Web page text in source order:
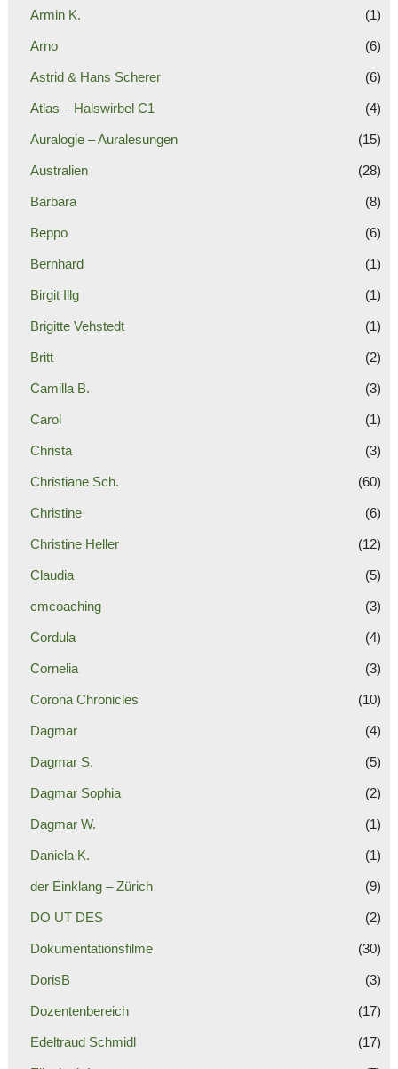
Armin K. (1)
Arno (6)
Astrid & Hans Scherer (6)
Atlas – Halswirbel C1 (4)
Auralogie – Auralesungen (15)
Australien (28)
Barbara (8)
Beppo (6)
Bernhard (1)
Birgit Illg (1)
Brigitte Vehstedt (1)
Britt (2)
Camilla B. (3)
Carol (1)
Christa (3)
Christiane Sch. (60)
Christine (6)
Christine Heller (12)
Claudia (5)
cmcoaching (3)
Cordula (4)
Cornelia (3)
Corona Chronicles (10)
Dagmar (4)
Dagmar S. (5)
Dagmar Sophia (2)
Dagmar W. (1)
Daniela K. (1)
der Einklang – Zürich (9)
DO UT DES (2)
Dokumentationsfilme (30)
DorisB (3)
Dozentenbereich (17)
Edeltraud Schmidl (17)